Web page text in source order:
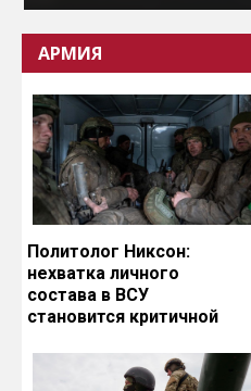
АРМИЯ
Политолог Никсон:
нехватка личного
состава в ВСУ
становится критичной